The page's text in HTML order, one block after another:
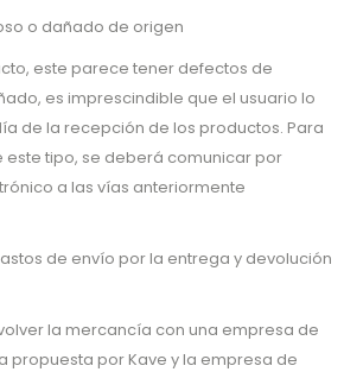
o dañado de origen
este parece tener defectos de
es imprescindible que el usuario lo
de la recepción de los productos. Para
tipo, se deberá comunicar por
a las vías anteriormente
de envío por la entrega y devolución
la mercancía con una empresa de
propuesta por Kave y la empresa de